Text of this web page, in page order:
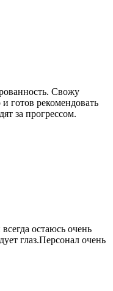
Свожу
готов рекомендовать
за прогрессом.
остаюсь очень
глаз.Персонал очень